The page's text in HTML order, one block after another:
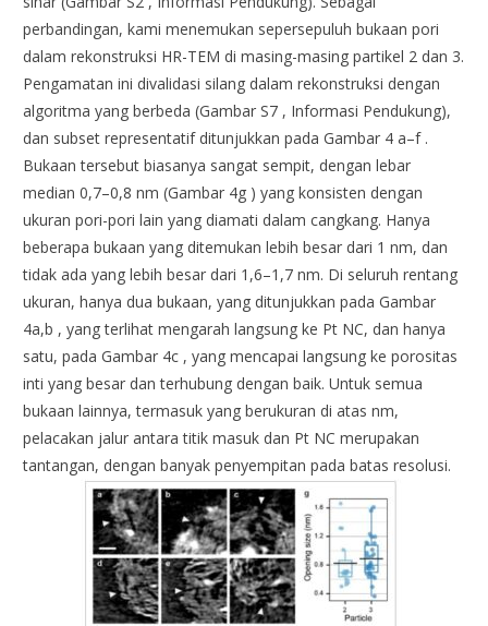
perbandingan, kami menemukan sepersepuluh bukaan pori
dalam rekonstruksi HR-TEM di masing-masing partikel 2 dan 3.
Pengamatan ini divalidasi silang dalam rekonstruksi dengan
algoritma yang berbeda (Gambar S7 , Informasi Pendukung),
dan subset representatif ditunjukkan pada Gambar 4 a–f .
Bukaan tersebut biasanya sangat sempit, dengan lebar
median 0,7–0,8 nm (Gambar 4g ) yang konsisten dengan
ukuran pori-pori lain yang diamati dalam cangkang. Hanya
beberapa bukaan yang ditemukan lebih besar dari 1 nm, dan
tidak ada yang lebih besar dari 1,6–1,7 nm. Di seluruh rentang
ukuran, hanya dua bukaan, yang ditunjukkan pada Gambar
4a,b , yang terlihat mengarah langsung ke Pt NC, dan hanya
satu, pada Gambar 4c , yang mencapai langsung ke porositas
inti yang besar dan terhubung dengan baik. Untuk semua
bukaan lainnya, termasuk yang berukuran di atas nm,
pelacakan jalur antara titik masuk dan Pt NC merupakan
tantangan, dengan banyak penyempitan pada batas resolusi.